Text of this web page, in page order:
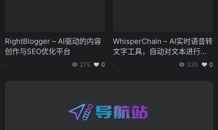
RightBlogger – AI驱动的内容
创作与SEO优化平台
275 0
WhisperChain – AI实时语音转
文字工具，自动对文本进行清
335 0